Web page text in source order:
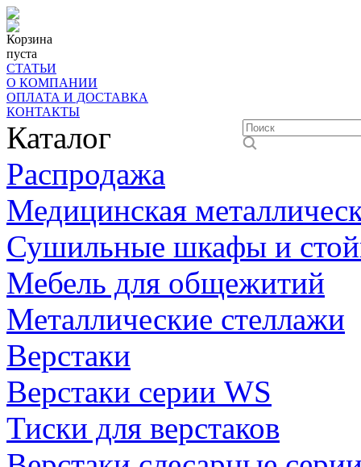
Корзина
пуста
СТАТЬИ
О КОМПАНИИ
ОПЛАТА И ДОСТАВКА
КОНТАКТЫ
Каталог
Распродажа
Медицинская
Сушильные шкафы и
Мебель для общежитий
Металлические стеллажи
Верстаки
Верстаки серии WS
Тиски для верстаков